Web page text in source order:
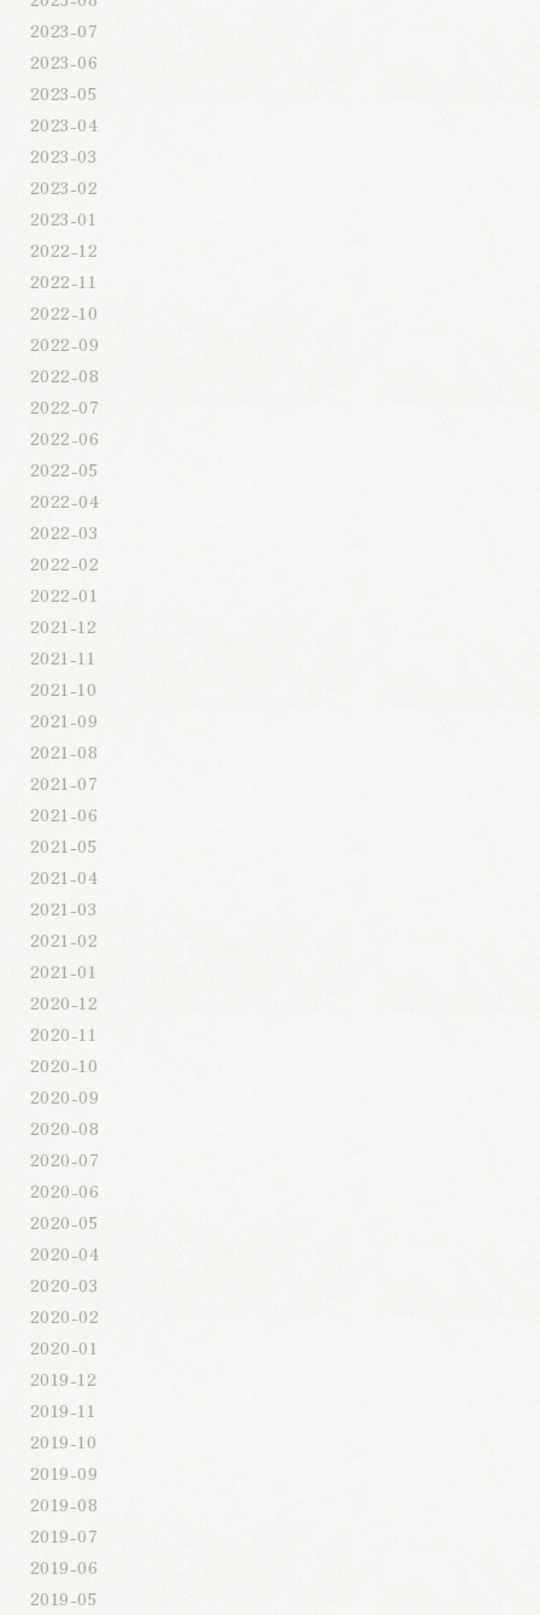
2023-07
2023-06
2023-05
2023-04
2023-03
2023-02
2023-01
2022-12
2022-11
2022-10
2022-09
2022-08
2022-07
2022-06
2022-05
2022-04
2022-03
2022-02
2022-01
2021-12
2021-11
2021-10
2021-09
2021-08
2021-07
2021-06
2021-05
2021-04
2021-03
2021-02
2021-01
2020-12
2020-11
2020-10
2020-09
2020-08
2020-07
2020-06
2020-05
2020-04
2020-03
2020-02
2020-01
2019-12
2019-11
2019-10
2019-09
2019-08
2019-07
2019-06
2019-05